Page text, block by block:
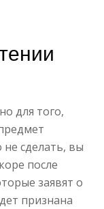
для того,
не сделать, вы
после
заявят о
признана